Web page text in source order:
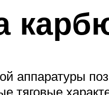
аппаратуры
тяговые